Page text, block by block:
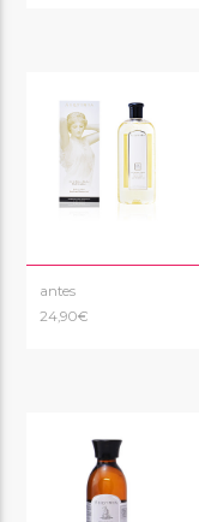
antes
24,90€